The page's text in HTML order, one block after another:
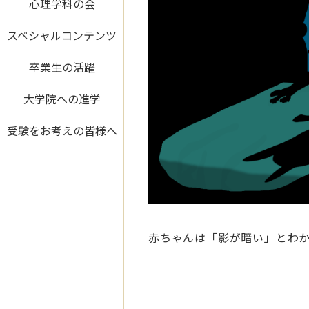
心理学科の会
スペシャルコンテンツ
卒業生の活躍
大学院への進学
受験をお考えの皆様へ
赤ちゃんは「影が暗い」とわ